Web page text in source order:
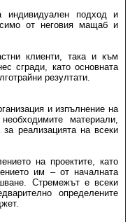
индивидуален подход и
от неговия мащаб и
клиенти, така и към
сгради, като основната
резултати.
и изпълнение на
материали,
реализацията на всеки
на проектите, като
им – от началната
Стремежът е всеки
определените